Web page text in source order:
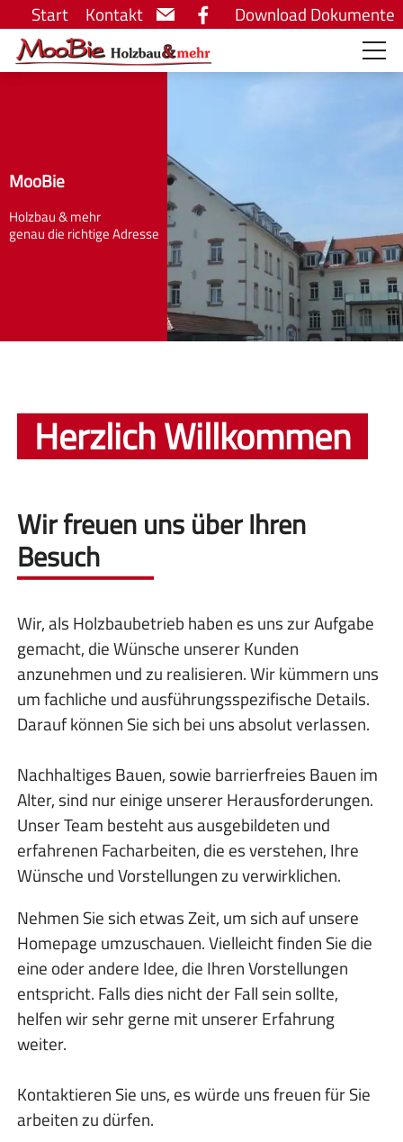
Download Dokumente
Kontakt
Start
MooBie
Holzbau & mehr
genau die richtige Adresse
Herzlich Willkommen
Wir freuen uns über Ihren
Besuch
Wir, als Holzbaubetrieb haben es uns zur Aufgabe
gemacht, die Wünsche unserer Kunden
anzunehmen und zu realisieren. Wir kümmern uns
um fachliche und ausführungsspezifische Details.
Darauf können Sie sich bei uns absolut verlassen.
Nachhaltiges Bauen, sowie barrierfreies Bauen im
Alter, sind nur einige unserer Herausforderungen.
Unser Team besteht aus ausgebildeten und
erfahrenen Facharbeiten, die es verstehen, Ihre
Wünsche und Vorstellungen zu verwirklichen.
Nehmen Sie sich etwas Zeit, um sich auf unsere
Homepage umzuschauen. Vielleicht finden Sie die
eine oder andere Idee, die Ihren Vorstellungen
entspricht. Falls dies nicht der Fall sein sollte,
helfen wir sehr gerne mit unserer Erfahrung
weiter.
Kontaktieren Sie uns, es würde uns freuen für Sie
arbeiten zu dürfen.